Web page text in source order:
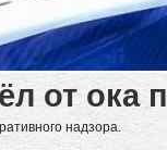
от ока
надзора.